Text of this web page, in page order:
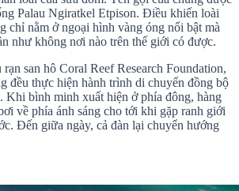
Palau Ngiratkel Etpison. Điều khiến loài
chỉ nằm ở ngoại hình vàng óng nổi bật mà
như không nơi nào trên thế giới có được.
san hô Coral Reef Research Foundation,
đều thực hiện hành trình di chuyển đồng bộ
Khi bình minh xuất hiện ở phía đông, hàng
về phía ánh sáng cho tới khi gặp ranh giới
Đến giữa ngày, cả đàn lại chuyển hướng